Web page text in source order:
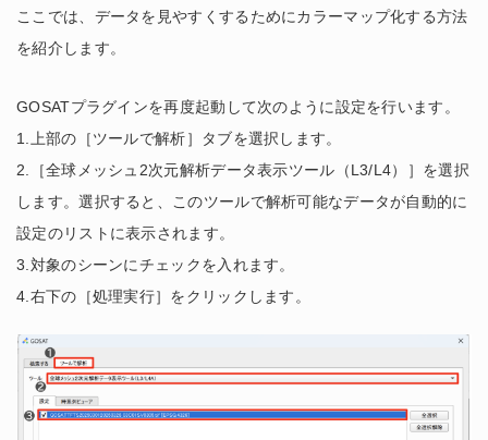
ここでは、データを見やすくするためにカラーマップ化する方法
を紹介します。
GOSATプラグインを再度起動して次のように設定を行います。
1.上部の［ツールで解析］タブを選択します。
2.［全球メッシュ2次元解析データ表示ツール（L3/L4）］を選択
します。選択すると、このツールで解析可能なデータが自動的に
設定のリストに表示されます。
3.対象のシーンにチェックを入れます。
4.右下の［処理実行］をクリックします。